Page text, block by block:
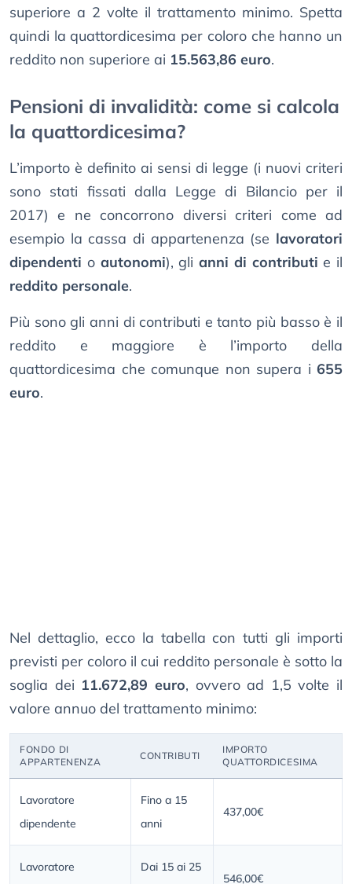
superiore a 2 volte il trattamento minimo. Spetta
quindi la quattordicesima per coloro che hanno un
reddito non superiore ai 15.563,86 euro.
Pensioni di invalidità: come si calcola
la quattordicesima?
L’importo è definito ai sensi di legge (i nuovi criteri
sono stati fissati dalla Legge di Bilancio per il
2017) e ne concorrono diversi criteri come ad
esempio la cassa di appartenenza (se lavoratori
dipendenti o autonomi), gli anni di contributi e il
reddito personale.
Più sono gli anni di contributi e tanto più basso è il
reddito e maggiore è l’importo della
quattordicesima che comunque non supera i 655
euro.
Nel dettaglio, ecco la tabella con tutti gli importi
previsti per coloro il cui reddito personale è sotto la
soglia dei 11.672,89 euro, ovvero ad 1,5 volte il
valore annuo del trattamento minimo:
FONDO DI
APPARTENENZA
CONTRIBUTI
IMPORTO
QUATTORDICESIMA
Lavoratore
dipendente
Fino a 15
anni
437,00€
Lavoratore
Dai 15 ai 25
546,00€